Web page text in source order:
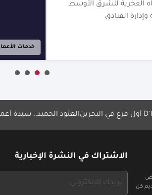
خدمات الأعمال
للشرق الأوسط
العنود الحميد.. سيدة أعمال تصنع
كل
الاشتراك في النشرة الإخبارية